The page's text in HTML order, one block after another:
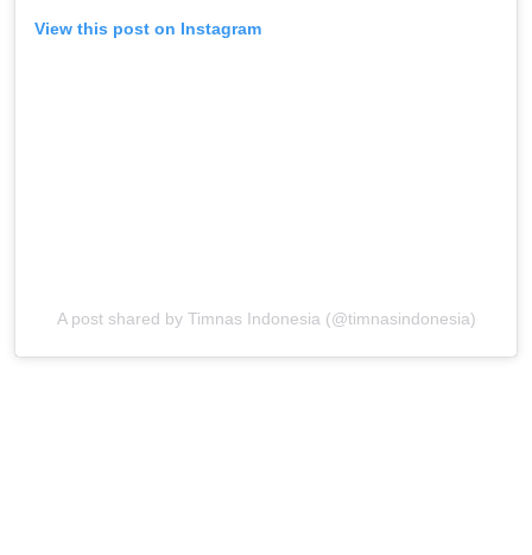
View this post on Instagram
A post shared by Timnas Indonesia (@timnasindonesia)